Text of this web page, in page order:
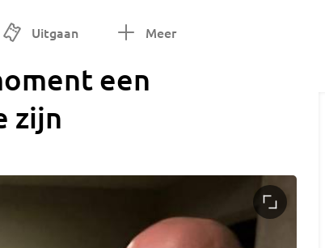
Uitgaan Meer
een
zijn